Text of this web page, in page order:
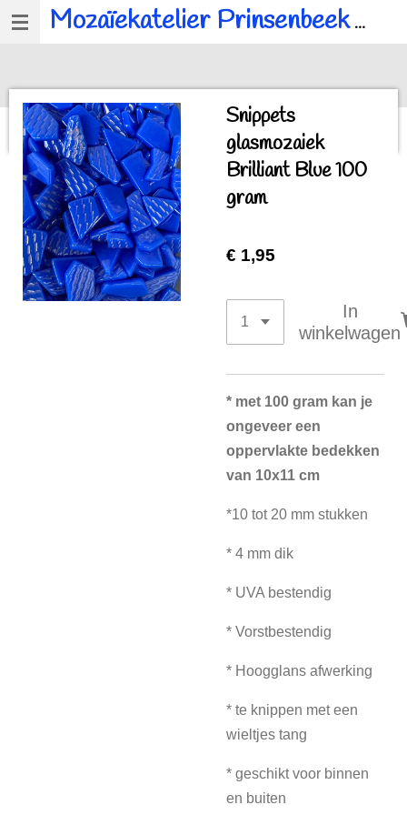
Ga
direct
de
hoofdinhoud
Mozaïekatelier Prinsenbeekvoor al u mozaïek, workshops en kinderfeestjes.
Snippets
glasmozaiek
Brilliant Blue 100
gram
€ 1,95
In
winkelwagen
* met 100 gram kan je
ongeveer een
oppervlakte bedekken
van 10x11 cm
*10 tot 20 mm stukken
* 4 mm dik
* UVA bestendig
* Vorstbestendig
* Hoogglans afwerking
* te knippen met een
wieltjes tang
* geschikt voor binnen
en buiten